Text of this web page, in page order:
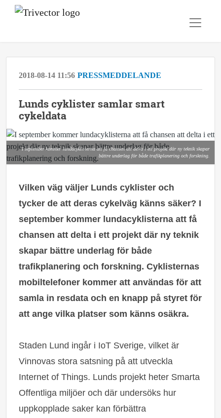
2018-08-14 11:56 PRESSMEDDELANDE
Lunds cyklister samlar smart
cykeldata
I september kommer lundacyklisterna att få chansen att delta i ett projekt där ny teknik skapar
bättre underlag för både trafikplanering och forskning.
Vilken väg väljer Lunds cyklister och
tycker de att deras cykelväg känns säker? I
september kommer lundacyklisterna att få
chansen att delta i ett projekt där ny teknik
skapar bättre underlag för både
trafikplanering och forskning. Cyklisternas
mobiltelefoner kommer att användas för att
samla in resdata och en knapp på styret för
att ange vilka platser som känns osäkra.
Staden Lund ingår i IoT Sverige, vilket är
Vinnovas stora satsning på att utveckla
Internet of Things. Lunds projekt heter Smarta
Offentliga miljöer och där undersöks hur
uppkopplade saker kan förbättra